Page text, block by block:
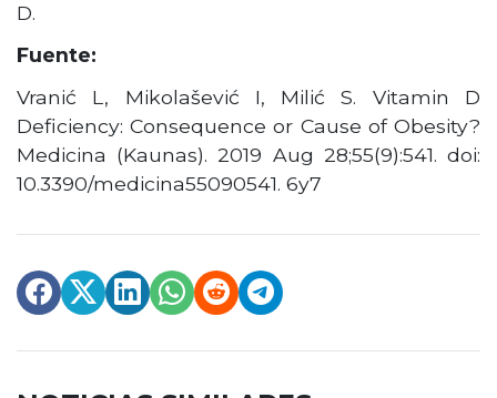
D.
Fuente:
Vranić L, Mikolašević I, Milić S. Vitamin D
Deficiency: Consequence or Cause of Obesity?
Medicina (Kaunas). 2019 Aug 28;55(9):541. doi:
10.3390/medicina55090541. 6y7